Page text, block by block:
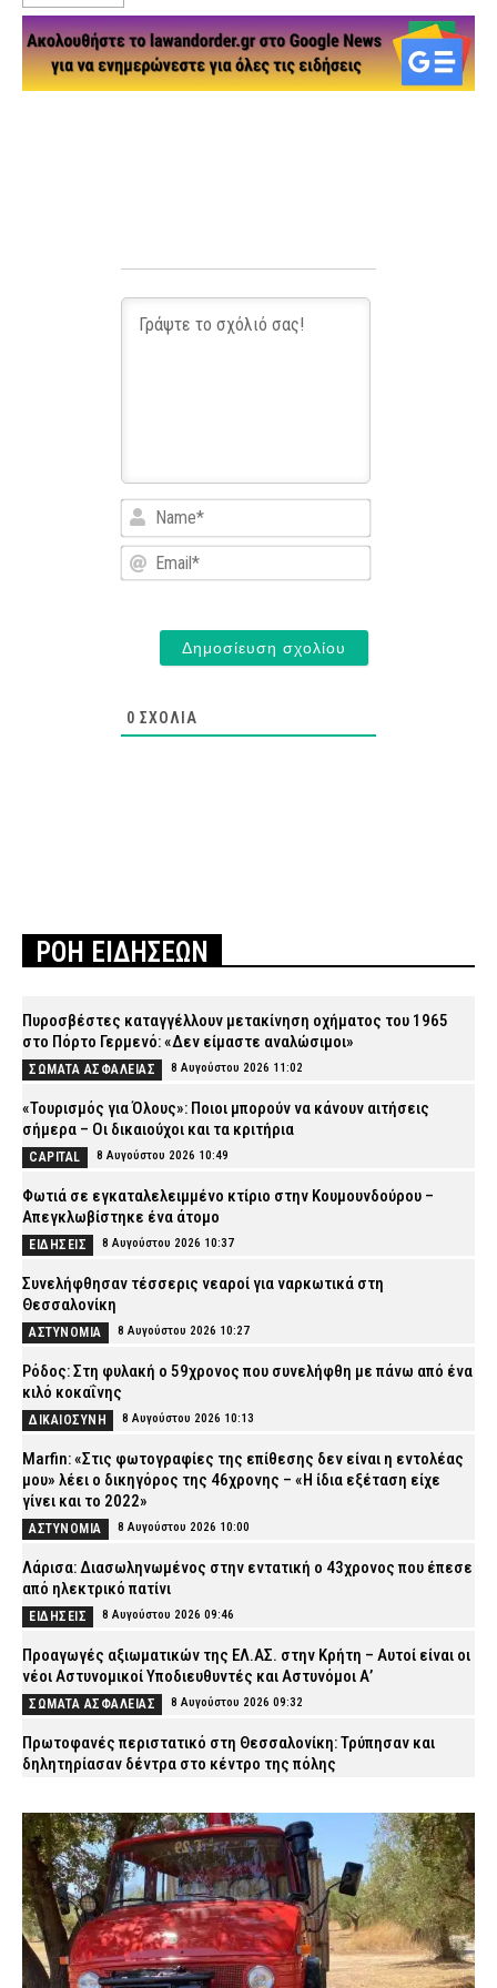
Name*
Email*
0 ΣΧΌΛΙΑ
ΡΟΗ ΕΙΔΗΣΕΩΝ
Πυροσβέστες καταγγέλλουν μετακίνηση οχήματος του 1965
στο Πόρτο Γερμενό: «Δεν είμαστε αναλώσιμοι»
ΣΩΜΑΤΑ ΑΣΦΑΛΕΙΑΣ 8 Αυγούστου 2026 11:02
«Τουρισμός για Όλους»: Ποιοι μπορούν να κάνουν αιτήσεις
σήμερα – Οι δικαιούχοι και τα κριτήρια
CAPITAL 8 Αυγούστου 2026 10:49
Φωτιά σε εγκαταλελειμμένο κτίριο στην Κουμουνδούρου –
Απεγκλωβίστηκε ένα άτομο
ΕΙΔΗΣΕΙΣ 8 Αυγούστου 2026 10:37
Συνελήφθησαν τέσσερις νεαροί για ναρκωτικά στη
Θεσσαλονίκη
ΑΣΤΥΝΟΜΙΑ 8 Αυγούστου 2026 10:27
Ρόδος: Στη φυλακή ο 59χρονος που συνελήφθη με πάνω από ένα
κιλό κοκαΐνης
ΔΙΚΑΙΟΣΥΝΗ 8 Αυγούστου 2026 10:13
Marfin: «Στις φωτογραφίες της επίθεσης δεν είναι η εντολέας
μου» λέει ο δικηγόρος της 46χρονης – «Η ίδια εξέταση είχε
γίνει και το 2022»
ΑΣΤΥΝΟΜΙΑ 8 Αυγούστου 2026 10:00
Λάρισα: Διασωληνωμένος στην εντατική ο 43χρονος που έπεσε
από ηλεκτρικό πατίνι
ΕΙΔΗΣΕΙΣ 8 Αυγούστου 2026 09:46
Προαγωγές αξιωματικών της ΕΛ.ΑΣ. στην Κρήτη – Αυτοί είναι οι
νέοι Αστυνομικοί Υποδιευθυντές και Αστυνόμοι Α’
ΣΩΜΑΤΑ ΑΣΦΑΛΕΙΑΣ 8 Αυγούστου 2026 09:32
Πρωτοφανές περιστατικό στη Θεσσαλονίκη: Τρύπησαν και
δηλητηρίασαν δέντρα στο κέντρο της πόλης
Σκιάθος: Φυλάκιση 15 μηνών στη Βρετανίδα που μέθυσε με την
ανήλικη κόρη της και προκάλεσε επεισόδιο στο Κέντρο Υγείας
ΔΙΚΑΙΟΣΥΝΗ 8 Αυγούστου 2026 09:07
Σκύλος με σοβαρά εγκαύματα επέστρεψε μόνος στο σπίτι που
τον φρόντιζαν μία εβδομάδα μετά τη φωτιά στο Πόρτο Γερμενό
ΕΙΔΗΣΕΙΣ 8 Αυγούστου 2026 08:53